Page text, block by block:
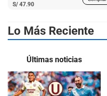
S/ 47.90
Lo Más Reciente
Últimas noticias